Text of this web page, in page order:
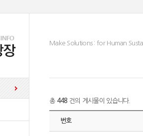
Make Solutions : for Human
총 448 건의 게시물이 있습니다.
번호